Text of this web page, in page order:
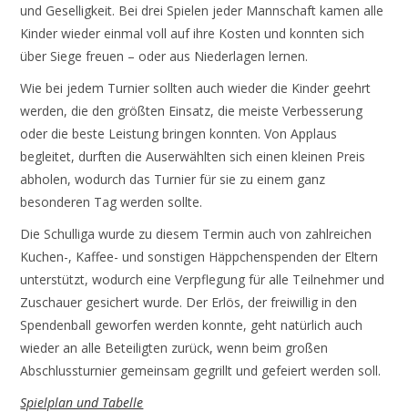
und Geselligkeit. Bei drei Spielen jeder Mannschaft kamen alle
Kinder wieder einmal voll auf ihre Kosten und konnten sich
über Siege freuen – oder aus Niederlagen lernen.
Wie bei jedem Turnier sollten auch wieder die Kinder geehrt
werden, die den größten Einsatz, die meiste Verbesserung
oder die beste Leistung bringen konnten. Von Applaus
begleitet, durften die Auserwählten sich einen kleinen Preis
abholen, wodurch das Turnier für sie zu einem ganz
besonderen Tag werden sollte.
Die Schulliga wurde zu diesem Termin auch von zahlreichen
Kuchen-, Kaffee- und sonstigen Häppchenspenden der Eltern
unterstützt, wodurch eine Verpflegung für alle Teilnehmer und
Zuschauer gesichert wurde. Der Erlös, der freiwillig in den
Spendenball geworfen werden konnte, geht natürlich auch
wieder an alle Beteiligten zurück, wenn beim großen
Abschlussturnier gemeinsam gegrillt und gefeiert werden soll.
Spielplan und Tabelle